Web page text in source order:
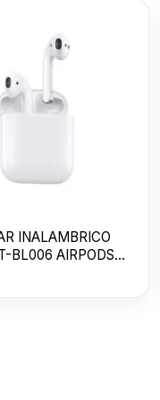
INALAMBRICO
BL006 AIRPODS